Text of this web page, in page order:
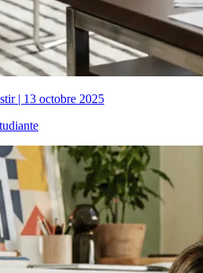
| 13 octobre 2025